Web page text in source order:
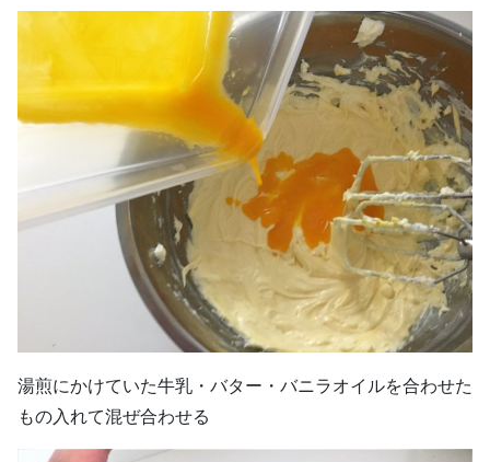
湯煎にかけていた牛乳・バター・バニラオイルを合わせた
もの入れて混ぜ合わせる